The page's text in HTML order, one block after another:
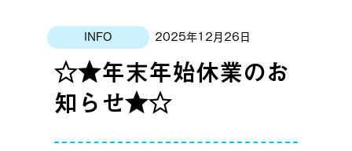
INFO 2025年12月26日
☆★年末年始休業のお
知らせ★☆